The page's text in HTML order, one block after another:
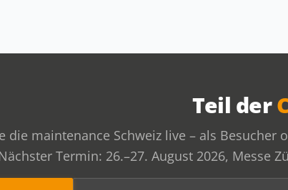
Teil der
die maintenance Schweiz live – als Besucher
Termin: 26.–27. August 2026, Messe